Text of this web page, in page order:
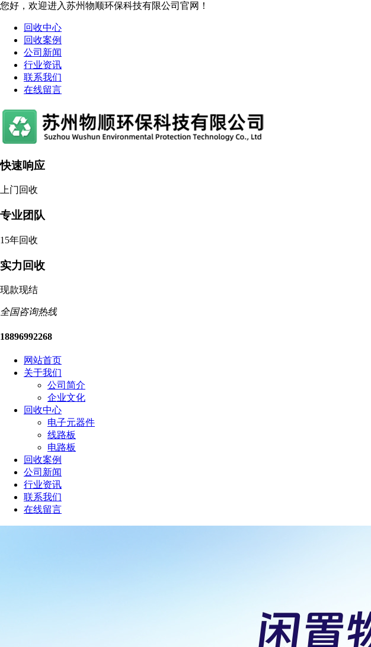
您好，欢迎进入苏州物顺环保科技有限公司官网！
回收中心
回收案例
公司新闻
行业资讯
联系我们
在线留言
快速响应
上门回收
专业团队
15年回收
实力回收
现款现结
全国咨询热线
18896992268
网站首页
关于我们
公司简介
企业文化
回收中心
电子元器件
线路板
电路板
回收案例
公司新闻
行业资讯
联系我们
在线留言